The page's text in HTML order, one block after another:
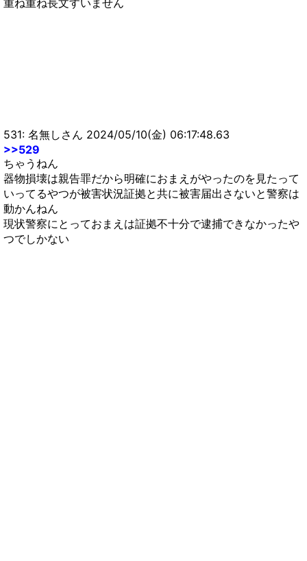
重ね重ね長文すいません
531: 名無しさん 2024/05/10(金) 06:17:48.63
>>529
ちゃうねん
器物損壊は親告罪だから明確におまえがやったのを見たって
いってるやつが被害状況証拠と共に被害届出さないと警察は
動かんねん
現状警察にとっておまえは証拠不十分で逮捕できなかったや
つでしかない